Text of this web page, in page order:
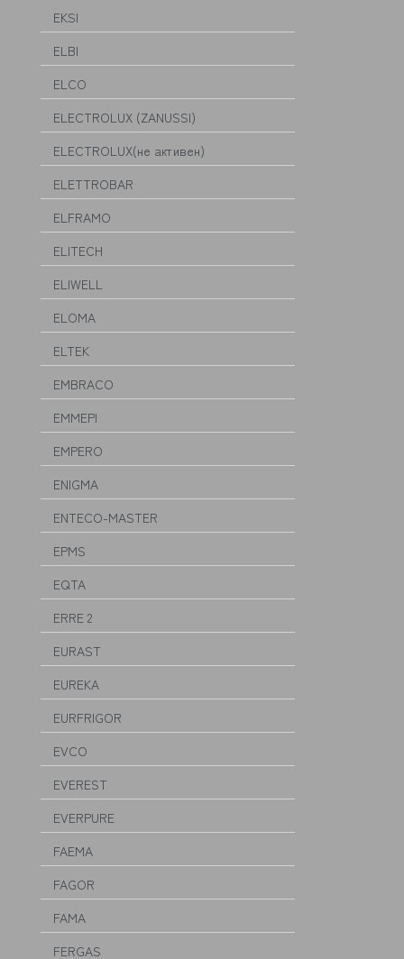
EKSI
ELBI
ELCO
ELECTROLUX (ZANUSSI)
ELECTROLUX(не активен)
ELETTROBAR
ELFRAMO
ELITECH
ELIWELL
ELOMA
ELTEK
EMBRACO
EMMEPI
EMPERO
ENIGMA
ENTECO-MASTER
EPMS
EQTA
ERRE 2
EURAST
EUREKA
EURFRIGOR
EVCO
EVEREST
EVERPURE
FAEMA
FAGOR
FAMA
FERGAS